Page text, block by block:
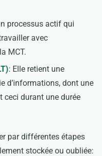
processus actif qui
avec
MCT.
: Elle retient une
d’informations, dont une
ceci durant une durée
par différentes étapes
stockée ou oubliée: